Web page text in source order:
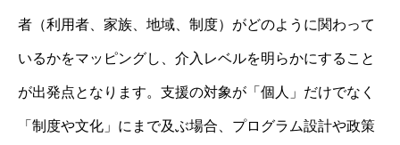
者（利用者、家族、地域、制度）がどのように関わって
いるかをマッピングし、介入レベルを明らかにすること
が出発点となります。支援の対象が「個人」だけでなく
「制度や文化」にまで及ぶ場合、プログラム設計や政策